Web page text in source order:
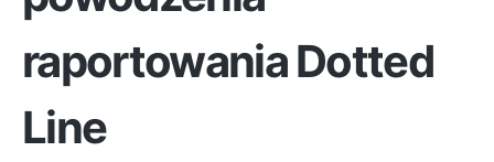
raportowania Dotted
Line